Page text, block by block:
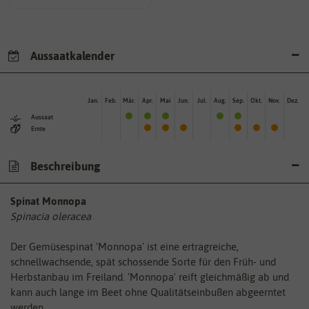
Aussaatkalender
Aussaat
Ernte
Jan. Feb. Mär. Apr. Mai Jun. Jul. Aug. Sep. Okt. Nov. Dez.
Beschreibung
Spinat Monnopa
Spinacia oleracea
Der Gemüsespinat 'Monnopa' ist eine ertragreiche,
schnellwachsende, spät schossende Sorte für den Früh- und
Herbstanbau im Freiland. 'Monnopa' reift gleichmäßig ab und
kann auch lange im Beet ohne Qualitätseinbußen abgeerntet